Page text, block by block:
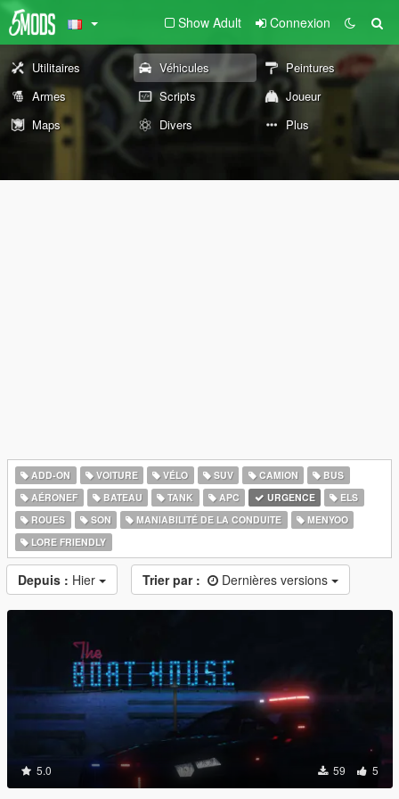
Show Adult Connexion
Utilitaires Véhicules
Peintures
Armes
Scripts
Joueur
Maps
Divers Plus
ADD-ON VOITURE VÉLO SUV CAMION
BUS
AÉRONEF
BATEAU TANK APC URGENCE
ELS
ROUES
SON MANIABILITÉ DE LA CONDUITE
MENYOO
LORE FRIENDLY
Depuis : Hier Trier par : Dernières versions
5.0 59 5